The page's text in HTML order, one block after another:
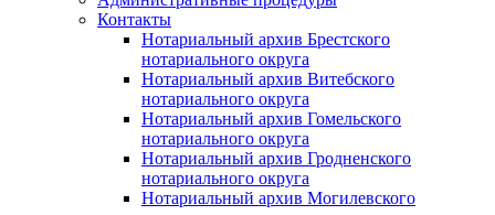
Контакты
Нотариальный архив Брестского
нотариального округа
Нотариальный архив Витебского
нотариального округа
Нотариальный архив Гомельского
нотариального округа
Нотариальный архив Гродненского
нотариального округа
Нотариальный архив Могилевского